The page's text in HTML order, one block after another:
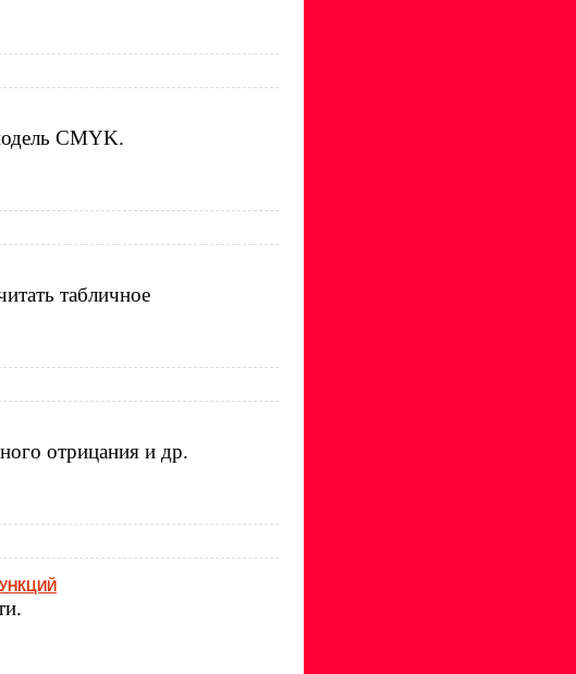
СMYK.
табличное
отрицания и др.